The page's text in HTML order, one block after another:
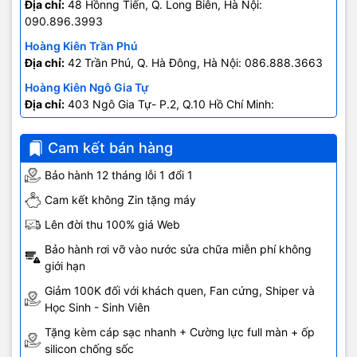
Địa chỉ: 48 Hồnng Tiến, Q. Long Biên, Hà Nội:
090.896.3993
Hoàng Kiên Trần Phú
Địa chỉ: 42 Trần Phú, Q. Hà Đông, Hà Nội: 086.888.3663
Hoàng Kiên Ngô Gia Tự
Địa chỉ: 403 Ngô Gia Tự- P.2, Q.10 Hồ Chí Minh:
0707.678.707
Cam kết bán hàng
Bảo hành 12 tháng lỗi 1 đổi 1
Cam kết không Zin tặng máy
Lên đời thu 100% giá Web
Bảo hành rơi vỡ vào nước sửa chữa miễn phí không
giới hạn
Giảm 100K đối với khách quen, Fan cứng, Shiper và
Học Sinh - Sinh Viên
Tặng kèm cáp sạc nhanh + Cường lực full màn + ốp
silicon chống sốc
của iPhone 14 cũng được cải thiện đáng kể. Đây chính là
điểm cộng cho Apple khi chiếc iPhone 14 có thể sử dụng
tối đa lên tới 20 giờ khi phát video. Apple cũng trang bị
cho máy khả năng sạc nhanh tối đa 20W, người dùng có
thể sạc đầy 50% viên pin chỉ trong vòng 30 phút. Với
chiếc iPhone 14, bạn có thể yên tâm xử lý các công việc
trong suốt một ngày dài. Nếu điện thoại hết pin, bạn